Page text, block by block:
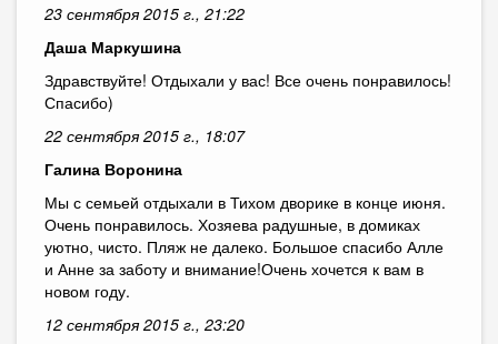
23 сентября 2015 г., 21:22
Даша Маркушина
Здравствуйте! Отдыхали у вас! Все очень понравилось!
Спасибо)
22 сентября 2015 г., 18:07
Галина Воронина
Мы с семьей отдыхали в Тихом дворике в конце июня.
Очень понравилось. Хозяева радушные, в домиках
уютно, чисто. Пляж не далеко. Большое спасибо Алле
и Анне за заботу и внимание!Очень хочется к вам в
новом году.
12 сентября 2015 г., 23:20